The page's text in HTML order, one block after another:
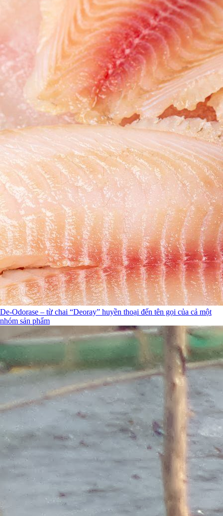
De-Odorase – từ chai “Deoray” huyền thoại đến tên gọi của cả một
nhóm sản phẩm